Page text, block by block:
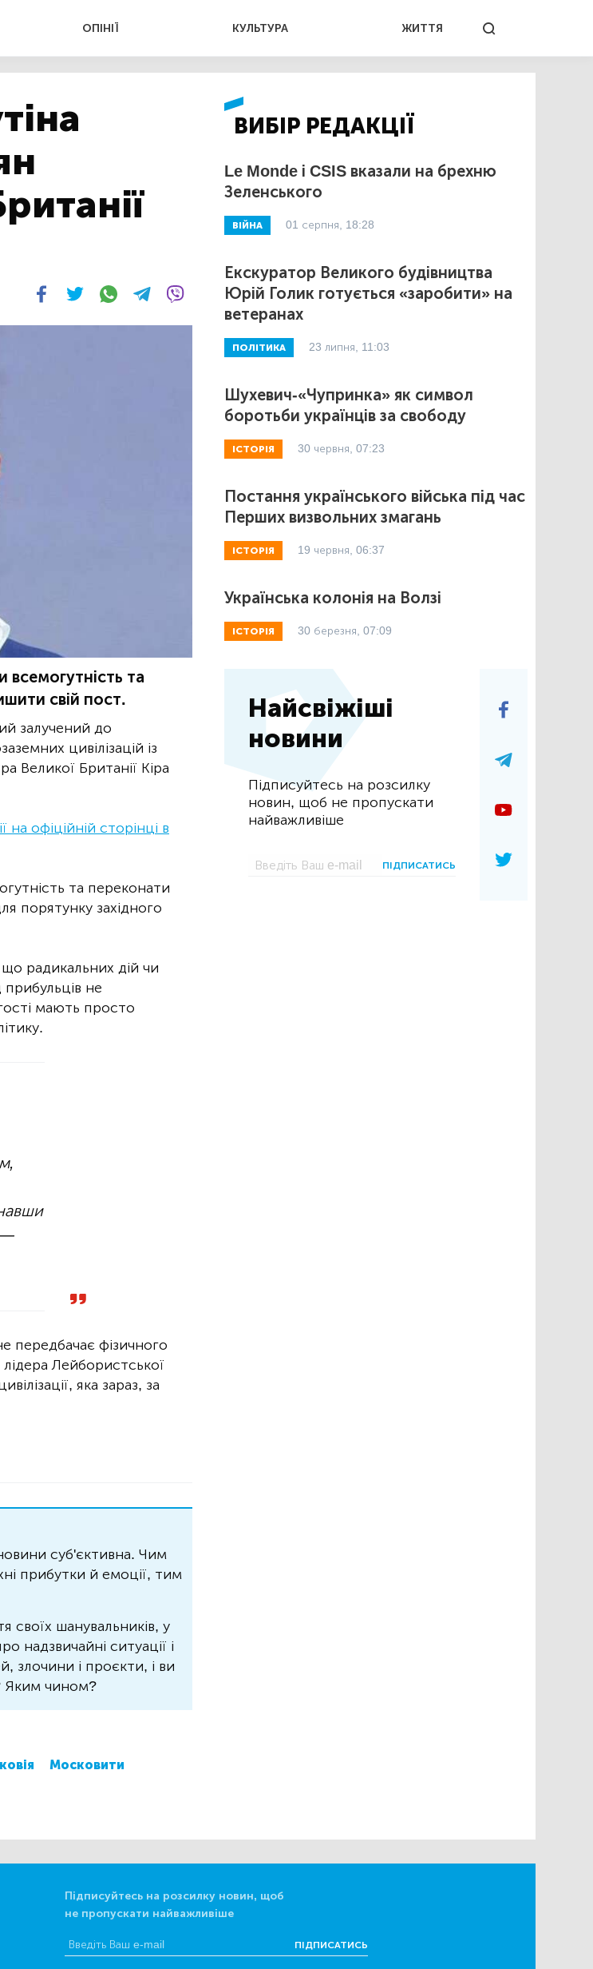
ОПІНІЇ КУЛЬТУРА ЖИТТЯ
всемогутність та
свій пост.
залучений до
цивілізацій із
Великої Британії Кіра
на офіційній сторінці в
та переконати
порятунку західного
радикальних дій чи
не
мають просто
—
передбачає фізичного
Лейбористської
яка зараз, за
суб'єктивна. Чим
прибутки й емоції, тим
своїх шанувальників, у
надзвичайні ситуації і
злочини і проєкти, і ви
Яким чином?
Московити
ВИБІР РЕДАКЦІЇ
Le Monde і CSIS вказали на брехню
Зеленського
ВІЙНА 01 серпня, 18:28
Екскуратор Великого будівництва
Юрій Голик готується «заробити» на
ветеранах
ПОЛІТИКА 23 липня, 11:03
Шухевич-«Чупринка» як символ
боротьби українців за свободу
ІСТОРІЯ 30 червня, 07:23
Постання українського війська під час
Перших визвольних змагань
ІСТОРІЯ 19 червня, 06:37
Українська колонія на Волзі
ІСТОРІЯ 30 березня, 07:09
Найсвіжіші
новини
Підписуйтесь на розсилку
новин, щоб не пропускати
найважливіше
ПІДПИСАТИСЬ
Підписуйтесь на розсилку новин, щоб
не пропускати найважливіше
ПІДПИСАТИСЬ